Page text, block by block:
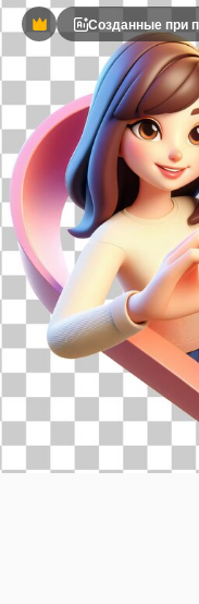
ПремиумСозданные при